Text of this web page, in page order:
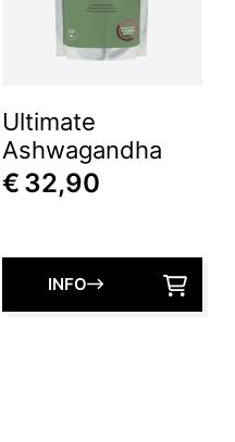
Ultimate
Ashwagandha
€ 32,90
INFO